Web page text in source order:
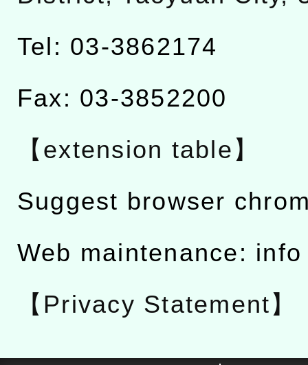
Tel: 03-3862174
Fax: 03-3852200
【extension table】
Suggest browser
Web maintenance:
【Privacy Statement】